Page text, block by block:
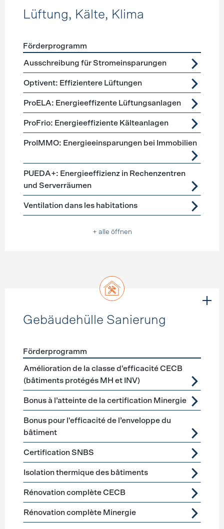
Lüftung, Kälte, Klima
Förderprogramme Lüftung, Kälte, Klima
Förderprogramm
Ausschreibung für Stromeinsparungen
Optivent: Effizientere Lüftungen
ProELA: Energieeffizente Lüftungsanlagen
ProFrio: Energieeffiziente Kälteanlagen
ProIMMO: Energieeinsparungen bei Immobilien
PUEDA+: Energieeffizienz in Rechenzentren
und Serverräumen
Ventilation dans les habitations
+ alle öffnen
Gebäudehülle Sanierung
Förderprogramme Gebäudehülle Sanierung
Förderprogramm
Amélioration de la classe d'efficacité CECB
(bâtiments protégés MH et INV)
Bonus à l’atteinte de la certification Minergie
Bonus pour l'efficacité de l’enveloppe du
bâtiment
Certification SNBS
Isolation thermique des bâtiments
Rénovation complète CECB
Rénovation complète Minergie